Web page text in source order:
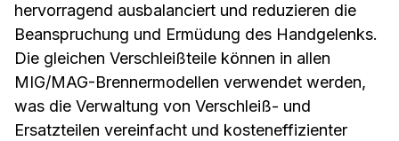
hervorragend ausbalanciert und reduzieren die
Beanspruchung und Ermüdung des Handgelenks.
Die gleichen Verschleißteile können in allen
MIG/MAG-Brennermodellen verwendet werden,
was die Verwaltung von Verschleiß- und
Ersatzteilen vereinfacht und kosteneffizienter